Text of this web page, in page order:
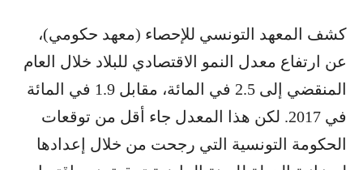
كشف المعهد التونسي للإحصاء (معهد حكومي)،
عن ارتفاع معدل النمو الاقتصادي للبلاد خلال العام
المنقضي إلى 2.5 في المائة، مقابل 1.9 في المائة
في 2017. لكن هذا المعدل جاء أقل من توقعات
الحكومة التونسية التي رجحت من خلال إعدادها